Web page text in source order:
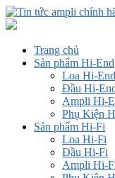
Trang chủ
Sản phẩm Hi-End
Loa Hi-End
Đầu Hi-
Ampli Hi-
Phụ Kiện
Sản phẩm Hi-Fi
Loa Hi-Fi
Đầu Hi-Fi
Ampli Hi-